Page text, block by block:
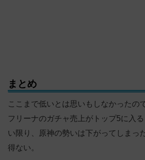
まとめ
ここまで低いとは思いもしなかったの
フリーナのガチャ売上がトップ5に入
い限り、原神の勢いは下がってしまっ
得ない。